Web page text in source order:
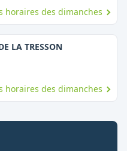
horaires des dimanches
LA TRESSON,
horaires des dimanches